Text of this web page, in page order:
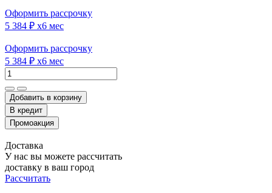
Оформить рассрочку
5 384 ₽ x6 мес
Оформить рассрочку
5 384 ₽ x6 мес
Добавить в корзину
Доставка
У нас вы можете рассчитать
доставку в ваш город
Рассчитать